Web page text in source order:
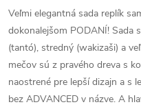
Veľmi elegantná sada replík
dokonalejšom PODANÍ! Sada
(tantó), stredný (wakizaši) a
mečov sú z pravého dreva s
naostrené pre lepší dizajn a s
bez ADVANCED v názve. A